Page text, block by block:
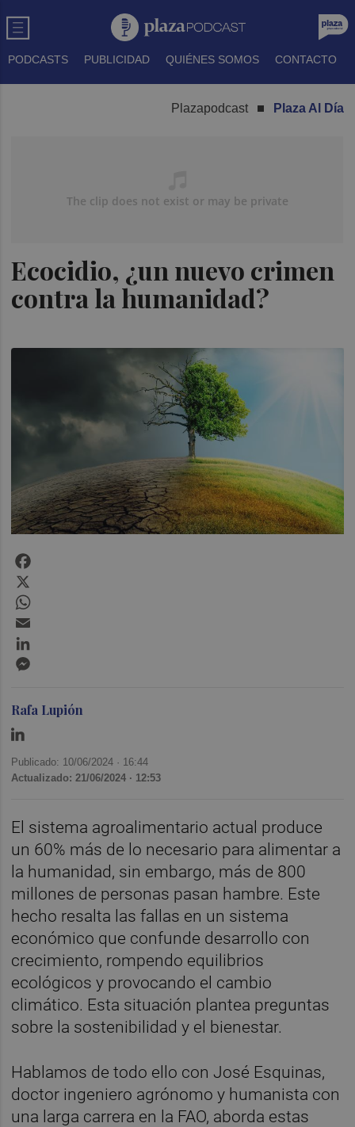
PODCASTS PUBLICIDAD QUIÉNES SOMOS CONTACTO
Plazapodcast Plaza Al Día
Ecocidio, ¿un nuevo crimen
contra la humanidad?
Rafa Lupión
Publicado: 10/06/2024 · 16:44
Actualizado: 21/06/2024 · 12:53
El sistema agroalimentario actual produce
un 60% más de lo necesario para alimentar a
la humanidad, sin embargo, más de 800
millones de personas pasan hambre. Este
hecho resalta las fallas en un sistema
económico que confunde desarrollo con
crecimiento, rompendo equilibrios
ecológicos y provocando el cambio
climático. Esta situación plantea preguntas
sobre la sostenibilidad y el bienestar.
Hablamos de todo ello con José Esquinas,
doctor ingeniero agrónomo y humanista con
una larga carrera en la FAO, aborda estas